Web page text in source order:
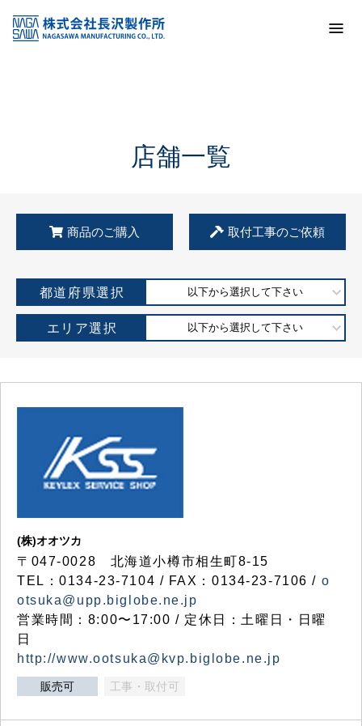
KSS加盟店・取扱店情報
店舗一覧
店舗一覧
商品のご購入 取付工事のご依頼
都道府県選択 以下から選択して下さい
エリア選択 以下から選択して下さい
(株)オオツカ
〒047-0028 北海道小樽市相生町8-15
TEL：0134-23-7104 / FAX：0134-23-7106 / o
otsuka@upp.biglobe.ne.jp
営業時間：8:00〜17:00 / 定休日：土曜日・日曜
日
http://www.ootsuka@kvp.biglobe.ne.jp
販売可 工事・取付可